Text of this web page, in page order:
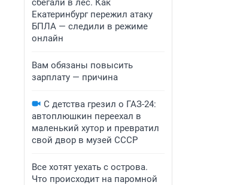
сбегали в лес. Как
Екатеринбург пережил атаку
БПЛА — следили в режиме
онлайн
Вам обязаны повысить
зарплату — причина
С детства грезил о ГАЗ-24:
автоплюшкин переехал в
маленький хутор и превратил
свой двор в музей СССР
Все хотят уехать с острова.
Что происходит на паромной